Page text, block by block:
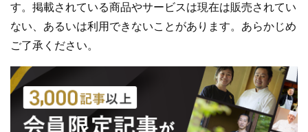
す。掲載されている商品やサービスは現在は販売されてい
ない、あるいは利用できないことがあります。あらかじめ
ご了承ください。